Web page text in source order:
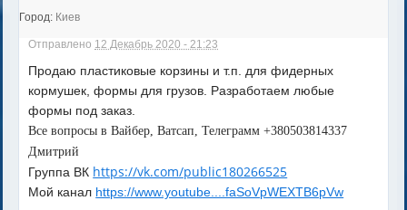
Город: Киев
Отправлено 12 Декабрь 2020 - 21:23
Продаю пластиковые корзины и т.п. для фидерных
кормушек, формы для грузов. Разработаем любые
формы под заказ.
Все вопросы в Вайбер, Ватсап, Телеграмм +380503814337
Дмитрий
Группа ВК https://vk.com/public180266525
Мой канал https://www.youtube....faSoVpWEXTB6pVw